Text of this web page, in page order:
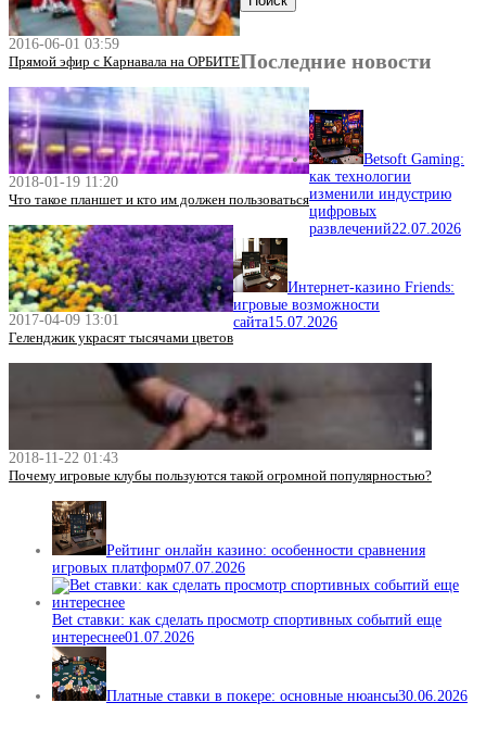
2016-06-01 03:59
Прямой эфир с Карнавала на ОРБИТЕ
2018-01-19 11:20
Что такое планшет и кто им должен пользоваться
2017-04-09 13:01
Геленджик украсят тысячами цветов
2018-11-22 01:43
Почему игровые клубы пользуются такой огромной популярностью?
Последние новости
Betsoft Gaming:
как технологии
изменили индустрию
цифровых
развлечений22.07.2026
Интернет-казино Friends:
игровые возможности
сайта15.07.2026
Рейтинг онлайн казино: особенности сравнения
игровых платформ07.07.2026
Bet ставки: как сделать просмотр спортивных событий еще
интереснее01.07.2026
Платные ставки в покере: основные нюансы30.06.2026